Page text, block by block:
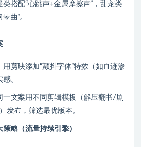
搭配“心跳声+金属摩擦声”，甜宠类
曲”。
用剪映添加“颤抖字体”特效（如血迹渗
。
一文案用不同剪辑模板（解压翻书/剧
发布，筛选最优版本。
略（流量持续引擎）